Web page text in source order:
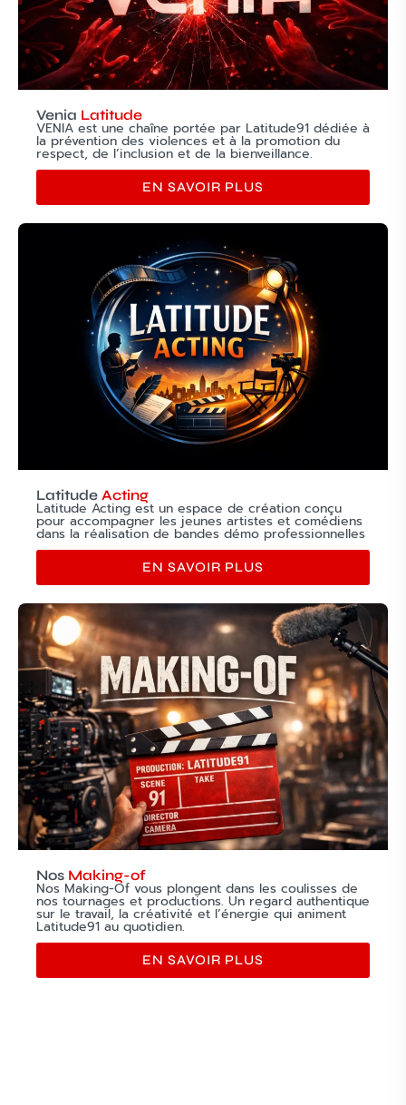
Venia Latitude
VENIA est une chaîne portée par Latitude91 dédiée à
la prévention des violences et à la promotion du
respect, de l’inclusion et de la bienveillance.
EN SAVOIR PLUS
Latitude Acting
Latitude Acting est un espace de création conçu
pour accompagner les jeunes artistes et comédiens
dans la réalisation de bandes démo professionnelles
EN SAVOIR PLUS
Nos Making-of
Nos Making-Of vous plongent dans les coulisses de
nos tournages et productions. Un regard authentique
sur le travail, la créativité et l’énergie qui animent
Latitude91 au quotidien.
EN SAVOIR PLUS